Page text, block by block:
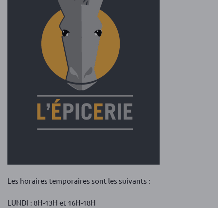
Les horaires temporaires sont les suivants :
LUNDI : 8H-13H et 16H-18H